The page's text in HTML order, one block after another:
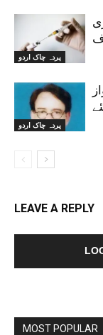
پردہ چاک اردو
پردہ چاک اردو
LEAVE A REPLY
MOST POPULAR